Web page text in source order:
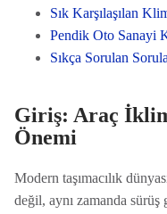
Sık Karşılaşılan
Pendik Oto Sanayi
Sıkça Sorulan
Giriş: Araç
Önemi
Modern taşımacılık
değil, aynı zamanda